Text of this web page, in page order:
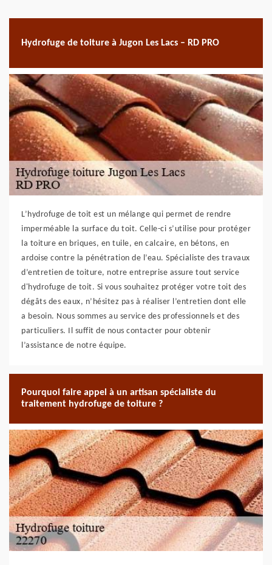
Hydrofuge de toiture à Jugon Les Lacs – RD PRO
L’hydrofuge de toit est un mélange qui permet de rendre
imperméable la surface du toit. Celle-ci s’utilise pour protéger
la toiture en briques, en tuile, en calcaire, en bétons, en
ardoise contre la pénétration de l’eau. Spécialiste des travaux
d’entretien de toiture, notre entreprise assure tout service
d'hydrofuge de toit. Si vous souhaitez protéger votre toit des
dégâts des eaux, n’hésitez pas à réaliser l’entretien dont elle
a besoin. Nous sommes au service des professionnels et des
particuliers. Il suffit de nous contacter pour obtenir
l’assistance de notre équipe.
Pourquoi faire appel à un artisan spécialiste du
traitement hydrofuge de toiture ?